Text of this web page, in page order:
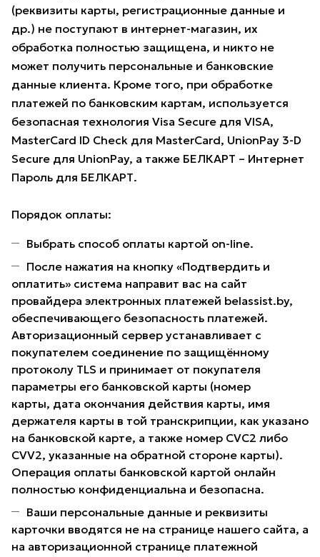
(реквизиты карты, регистрационные данные и
др.) не поступают в интернет-магазин, их
обработка полностью защищена, и никто не
может получить персональные и банковские
данные клиента. Кроме того, при обработке
платежей по банковским картам, используется
безопасная технология Visa Secure для VISA,
MasterCard ID Check для MasterCard, UnionPay 3-D
Secure для UnionPay, а также БЕЛКАРТ – Интернет
Пароль для БЕЛКАРТ.
Порядок оплаты:
Выбрать способ оплаты картой on-line.
После нажатия на кнопку «Подтвердить и
оплатить» система направит вас на сайт
провайдера электронных платежей belassist.by,
обеспечивающего безопасность платежей.
Авторизационный сервер устанавливает с
покупателем соединение по защищённому
протоколу TLS и принимает от покупателя
параметры его банковской карты (номер
карты, дата окончания действия карты, имя
держателя карты в той транскрипции, как указано
на банковской карте, а также номер CVC2 либо
CVV2, указанные на обратной стороне карты).
Операция оплаты банковской картой онлайн
полностью конфиденциальна и безопасна.
Ваши персональные данные и реквизиты
карточки вводятся не на странице нашего сайта, а
на авторизационной странице платежной